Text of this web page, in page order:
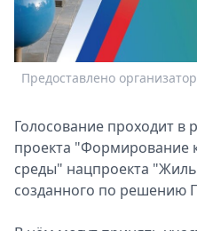
Звезды
Выборы
2026
Скачай
Предоставлено
Голосование проходит в
проекта "Формирование
среды" нацпроекта
созданного по решению